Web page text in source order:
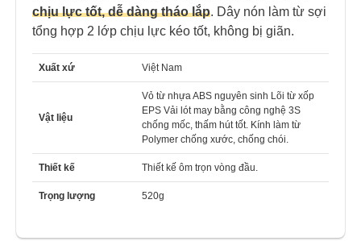
chịu lực tốt, dễ dàng tháo lắp. Dây nón làm từ sợi
tổng hợp 2 lớp chịu lực kéo tốt, không bị giãn.
Xuất xứ Việt Nam
Vật liệu
Vỏ từ nhựa ABS nguyên sinh Lõi từ xốp
EPS Vải lót may bằng công nghệ 3S
chống mốc, thấm hút tốt. Kính làm từ
Polymer chống xước, chống chói.
Thiết kế Thiết kế ôm trọn vòng đầu.
Trọng lượng 520g